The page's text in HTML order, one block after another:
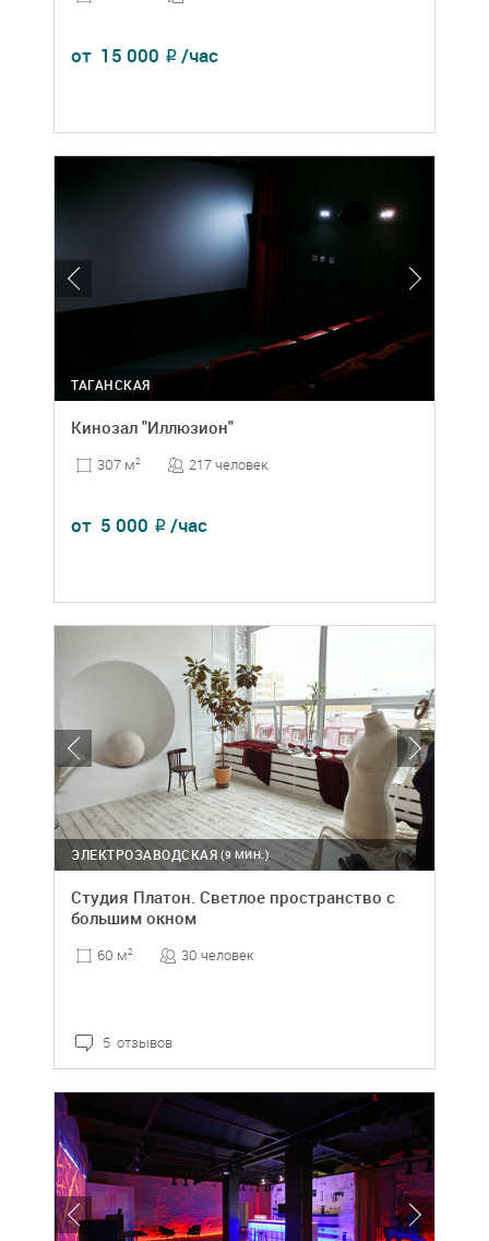
от 15 000 ₽ /час
ТАГАНСКАЯ
Кинозал "Иллюзион"
307 м2 217 человек
от 5 000 ₽ /час
(9 МИН.)
ЭЛЕКТРОЗАВОДСКАЯ
Студия Платон. Светлое пространство с
большим окном
60 м2 30 человек
5 отзывов